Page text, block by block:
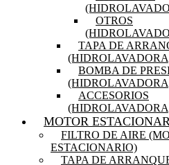
OTROS
TAPA DE
BOMBA DE
ACCESORIOS
MOTOR
FILTRO DE AIRE
ESTACIONARIO)
TAPA DE